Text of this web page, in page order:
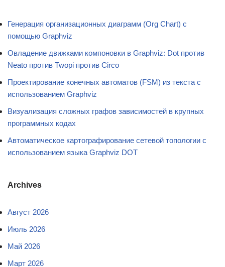
Генерация организационных диаграмм (Org Chart) с
помощью Graphviz
Овладение движками компоновки в Graphviz: Dot против
Neato против Twopi против Circo
Проектирование конечных автоматов (FSM) из текста с
использованием Graphviz
Визуализация сложных графов зависимостей в крупных
программных кодах
Автоматическое картографирование сетевой топологии с
использованием языка Graphviz DOT
Archives
Август 2026
Июль 2026
Май 2026
Март 2026